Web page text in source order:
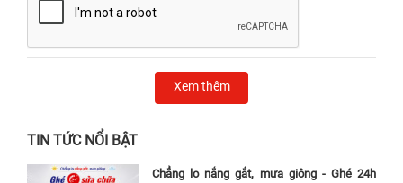
Xem thêm
TIN TỨC NỔI BẬT
Chẳng lo nắng gắt, mưa giông - Ghé 24h